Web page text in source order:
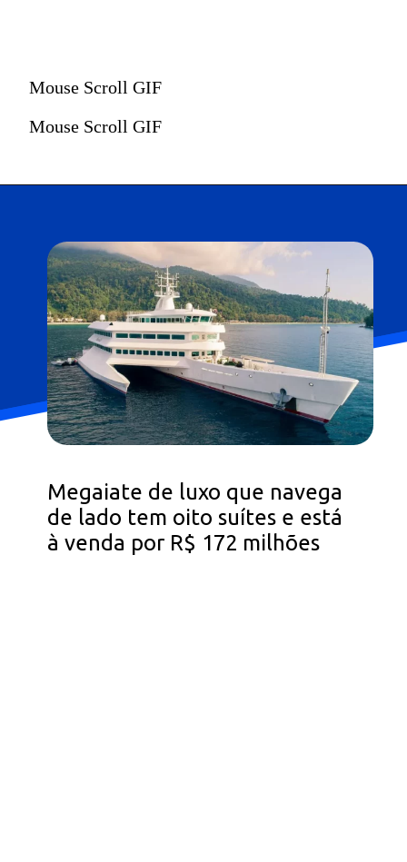
Mouse Scroll GIF
Mouse Scroll GIF
Megaiate de luxo que navega
de lado tem oito suítes e está
à venda por R$ 172 milhões